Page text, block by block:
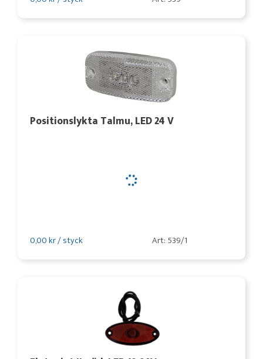
Positionslykta Talmu, LED 24 V
0,00 kr / styck Art: 539/1